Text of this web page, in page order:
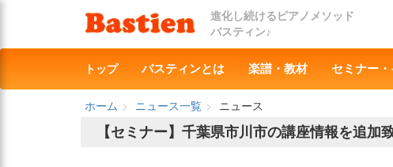
進化し続けるピアノメソッド
バスティン♪
トップ バスティンとは 楽譜・教材 セミナー・
ホーム ニュース一覧
ニュース
【セミナー】千葉県市川市の講座情報を追加